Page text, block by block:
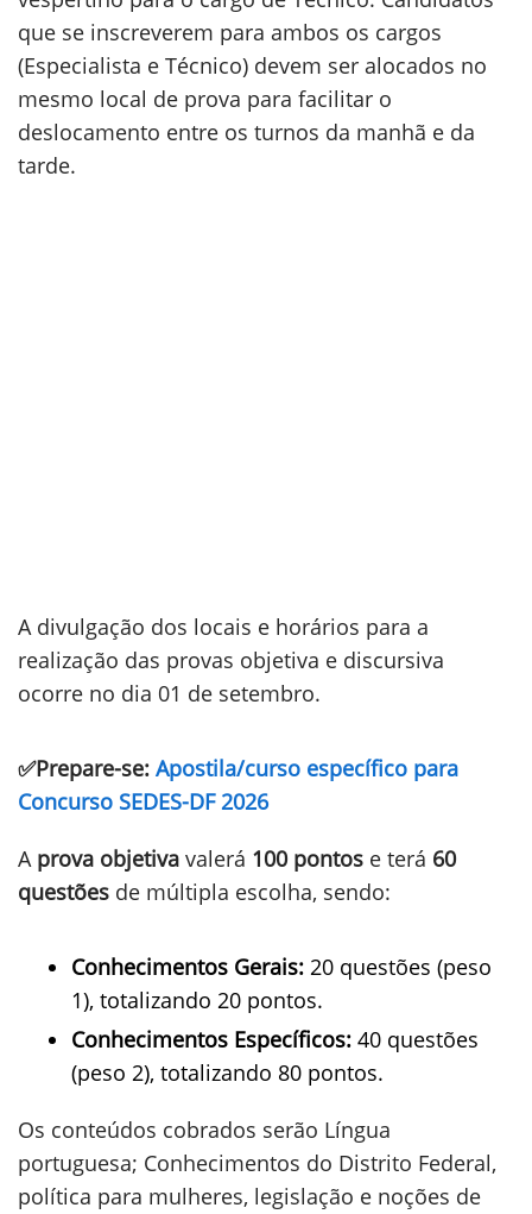
que se inscreverem para ambos os cargos
(Especialista e Técnico) devem ser alocados no
mesmo local de prova para facilitar o
deslocamento entre os turnos da manhã e da
tarde.
A divulgação dos locais e horários para a
realização das provas objetiva e discursiva
ocorre no dia 01 de setembro.
✅Prepare-se: Apostila/curso específico para
Concurso SEDES-DF 2026
A prova objetiva valerá 100 pontos e terá 60
questões de múltipla escolha, sendo:
Conhecimentos Gerais: 20 questões (peso
1), totalizando 20 pontos.
Conhecimentos Específicos: 40 questões
(peso 2), totalizando 80 pontos.
Os conteúdos cobrados serão Língua
portuguesa; Conhecimentos do Distrito Federal,
política para mulheres, legislação e noções de